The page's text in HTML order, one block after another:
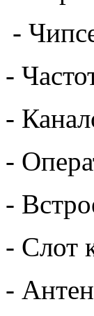
-
-
-
-
-
- Слот
-